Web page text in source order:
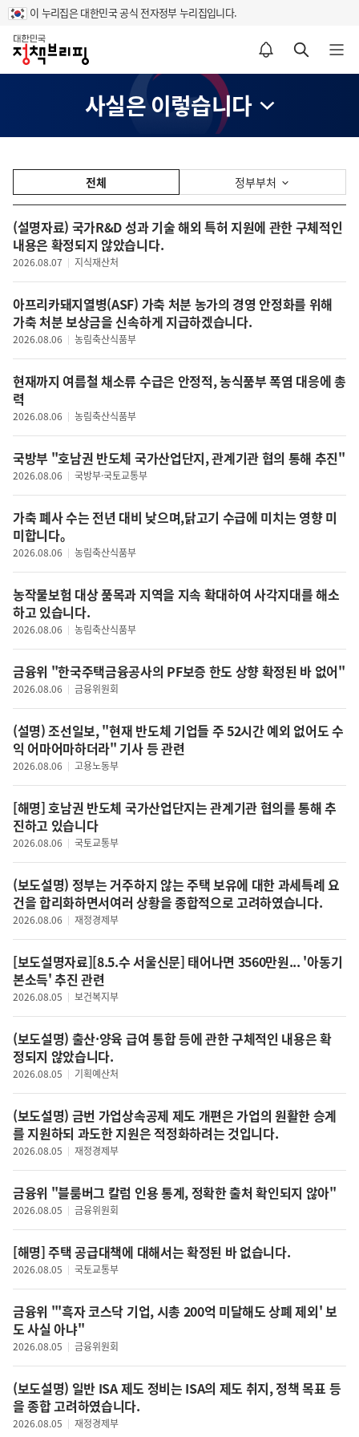
이 누리집은 대한민국 공식 전자정부 누리집입니다.
홈
알림설정 바로가기 검색 바로가기 메뉴 열기
사실은 이렇습니다
전체 정부부처
(설명자료) 국가R&D 성과 기술 해외 특허 지원에 관한 구체적인
내용은 확정되지 않았습니다.
2026.08.07 지식재산처
아프리카돼지열병(ASF) 가축 처분 농가의 경영 안정화를 위해
가축 처분 보상금을 신속하게 지급하겠습니다.
2026.08.06 농림축산식품부
현재까지 여름철 채소류 수급은 안정적, 농식품부 폭염 대응에 총
력
2026.08.06 농림축산식품부
국방부 "호남권 반도체 국가산업단지, 관계기관 협의 통해 추진"
2026.08.06 국방부·국토교통부
가축 폐사 수는 전년 대비 낮으며,닭고기 수급에 미치는 영향 미
미합니다。
2026.08.06 농림축산식품부
농작물보험 대상 품목과 지역을 지속 확대하여 사각지대를 해소
하고 있습니다.
2026.08.06 농림축산식품부
금융위 "한국주택금융공사의 PF보증 한도 상향 확정된 바 없어"
2026.08.06 금융위원회
(설명) 조선일보, "현재 반도체 기업들 주 52시간 예외 없어도 수
익 어마어마하더라" 기사 등 관련
2026.08.06 고용노동부
[해명] 호남권 반도체 국가산업단지는 관계기관 협의를 통해 추
진하고 있습니다
2026.08.06 국토교통부
(보도설명) 정부는 거주하지 않는 주택 보유에 대한 과세특례 요
건을 합리화하면서여러 상황을 종합적으로 고려하였습니다.
2026.08.06 재정경제부
[보도설명자료][8.5.수 서울신문] 태어나면 3560만원... '아동기
본소득' 추진 관련
2026.08.05 보건복지부
(보도설명) 출산·양육 급여 통합 등에 관한 구체적인 내용은 확
정되지 않았습니다.
2026.08.05 기획예산처
(보도설명) 금번 가업상속공제 제도 개편은 가업의 원활한 승계
를 지원하되 과도한 지원은 적정화하려는 것입니다.
2026.08.05 재정경제부
금융위 "블룸버그 칼럼 인용 통계, 정확한 출처 확인되지 않아"
2026.08.05 금융위원회
[해명] 주택 공급대책에 대해서는 확정된 바 없습니다.
2026.08.05 국토교통부
금융위 "'흑자 코스닥 기업, 시총 200억 미달해도 상폐 제외' 보
도 사실 아냐"
2026.08.05 금융위원회
(보도설명) 일반 ISA 제도 정비는 ISA의 제도 취지, 정책 목표 등
을 종합 고려하였습니다.
2026.08.05 재정경제부